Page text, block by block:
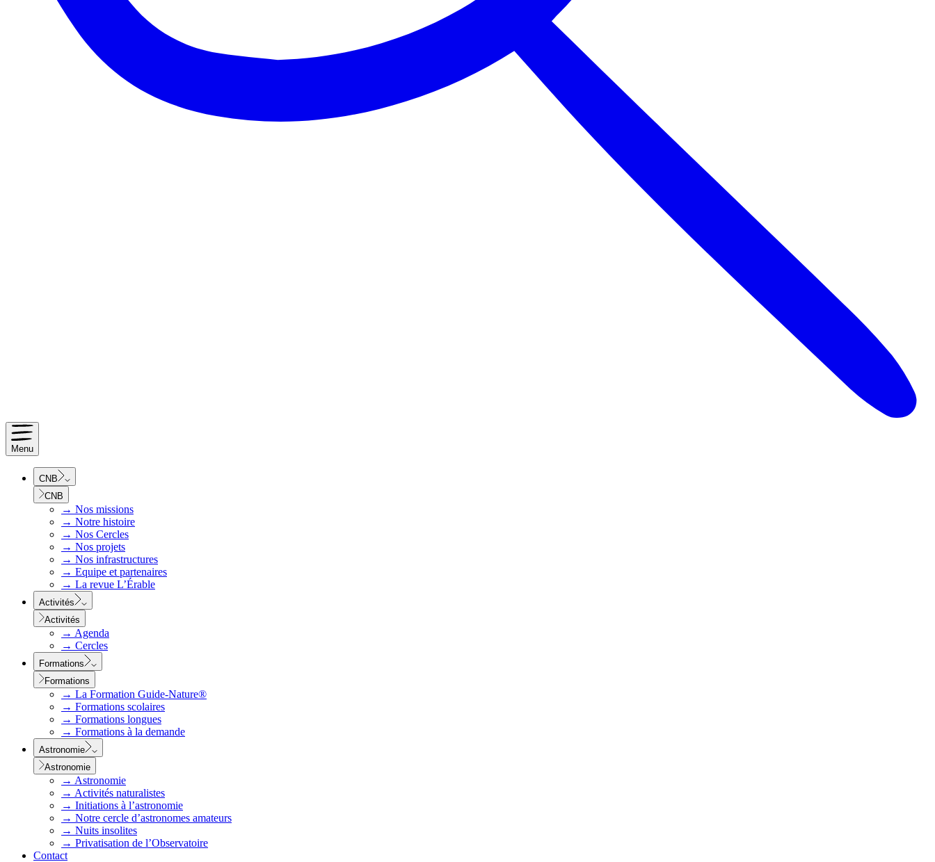
Menu
CNB
CNB
→ Nos missions
→ Notre histoire
→ Nos Cercles
→ Nos projets
→ Nos infrastructures
→ Equipe et partenaires
→ La revue L’Érable
Activités
Activités
→ Agenda
→ Cercles
Formations
Formations
→ La Formation Guide-Nature®
→ Formations scolaires
→ Formations longues
→ Formations à la demande
Astronomie
Astronomie
→ Astronomie
→ Activités naturalistes
→ Initiations à l’astronomie
→ Notre cercle d’astronomes amateurs
→ Nuits insolites
→ Privatisation de l’Observatoire
Contact